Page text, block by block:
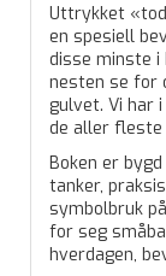
Uttrykket
en spesiell
disse minste i
nesten se for
gulvet. Vi har
de aller fleste
Boken er
tanker,
symbolbruk
for seg
hverdagen,